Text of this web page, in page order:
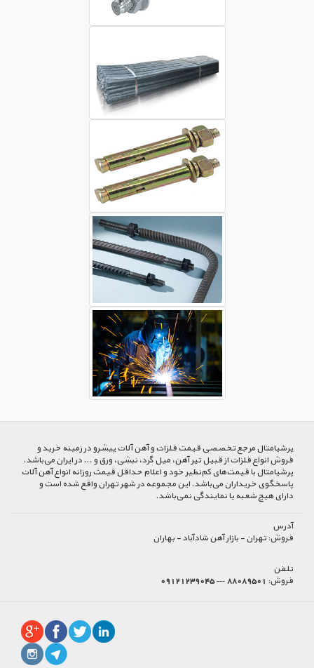
پرشیا‌متال مرجع تخصصی قیمت فلزات و آهن آلات پیشرو در زمینه خرید و
فروش انواع فلزات از قبیل تیر آهن، میل گرد، نبشی، ورق و ... در ایران می‌باشد.
پرشیامتال با قیمت‌های کم‌نظیر خود و اعلام حداقل قیمت روزانه انواع آهن آلات
پاسخگوی خریداران می‌باشد. این مجموعه در شهر تهران واقع شده است و
دارای هیچ شعبه یا نمایندگی نمی‌باشد.
آدرس
فروش:تهران - بازار آهن شادآباد - بهاران
تلفن
فروش: 88089501 --- 09121239045